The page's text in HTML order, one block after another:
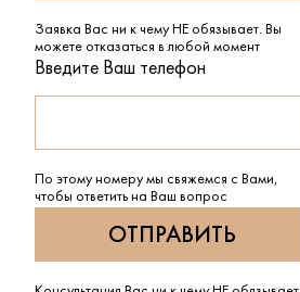
Заявка Вас ни к чему НЕ обязывает. Вы
можете отказаться в любой момент
Введите Ваш телефон
По этому номеру мы свяжемся с Вами,
чтобы ответить на Ваш вопрос